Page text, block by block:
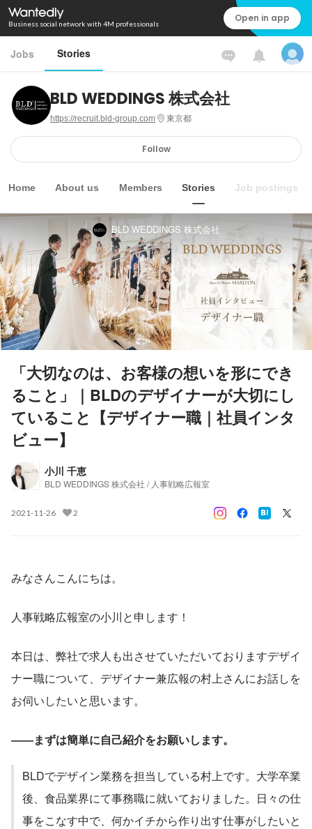
Business social network with 4M professionals Open in app
Jobs Stories
BLD WEDDINGS 株式会社
https://recruit.bld-group.com 東京都
Follow
Home About us Members Stories Job postings
BLD WEDDINGS 株式会社
「大切なのは、お客様の想いを形にでき
ること」｜BLDのデザイナーが大切にし
ていること【デザイナー職｜社員インタ
ビュー】
小川 千恵
BLD WEDDINGS 株式会社 / 人事戦略広報室
2021-11-26 2
みなさんこんにちは。
人事戦略広報室の小川と申します！
本日は、弊社で求人も出させていただいておりますデザイ
ナー職について、デザイナー兼広報の村上さんにお話しを
お伺いしたいと思います。
――まずは簡単に自己紹介をお願いします。
BLDでデザイン業務を担当している村上です。大学卒業
後、食品業界にて事務職に就いておりました。日々の仕
事をこなす中で、何かイチから作り出す仕事がしたいと